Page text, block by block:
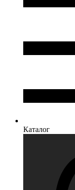
Каталог